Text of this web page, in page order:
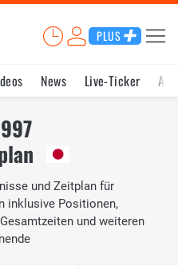
PLUS
News Live-Ticker
und Zeitplan für
inklusive Positionen,
und weiteren